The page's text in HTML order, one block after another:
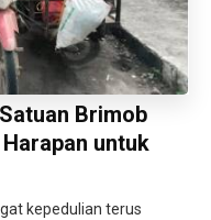
Brimob
untuk
kepedulian terus